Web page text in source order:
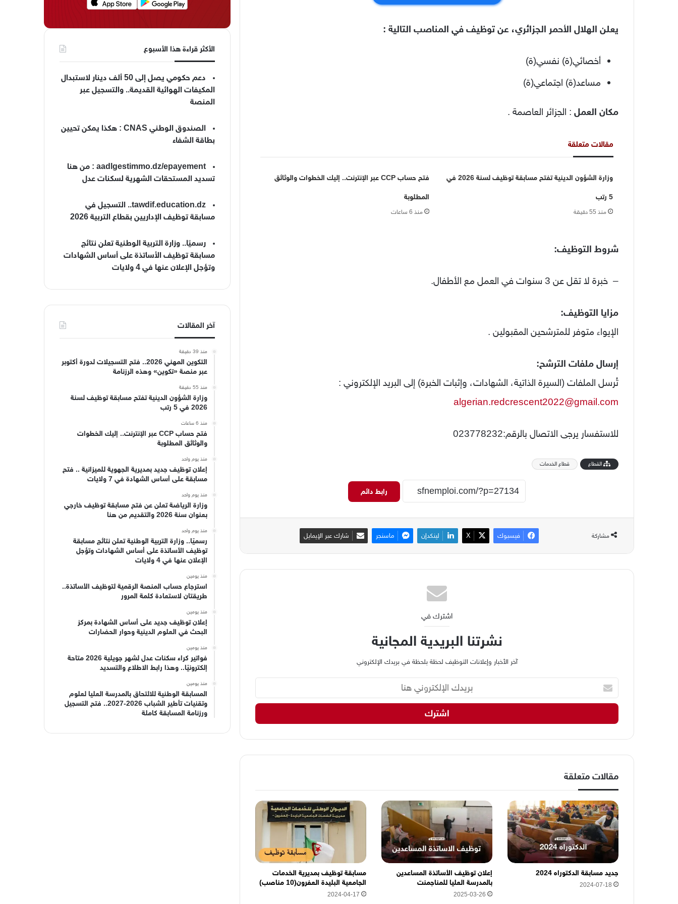
يعلن الهلال الأحمر الجزائري، عن توظيف في المناصب التالية :
أخصائي(ة) نفسي(ة)
مساعد(ة) اجتماعي(ة)
مكان العمل : الجزائر العاصمة .
مقالات متعلقة
وزارة الشؤون الدينية تفتح مسابقة توظيف لسنة 2026 في
5 رتب
منذ 55 دقيقة
فتح حساب CCP عبر الإنترنت.. إليك الخطوات والوثائق
المطلوبة
منذ 6 ساعات
شروط التوظيف:
– خبرة لا تقل عن 3 سنوات في العمل مع الأطفال.
مزايا التوظيف:
الإيواء متوفر للمترشحين المقبولين .
إرسال ملفات الترشح:
تُرسل الملفات (السيرة الذاتية، الشهادات، وإثبات الخبرة) إلى البريد الإلكتروني :
algerian.redcrescent2022@gmail.com
للاستفسار يرجى الاتصال بالرقم:023778232
القطاع قطاع الخدمات
رابط دائم
مشاركة فيسبوك ‫X لينكدإن ماسنجر شارك عبر الإيمايل
اشترك في
نشرتنا البريدية المجانية
آخر الأخبار وإعلانات التوظيف لحظة بلحظة في بريدك الإلكتروني
ي
ك
إ
ك
ت
و
ن
ي
ه
مقالات متعلقة
جديد مسابقة الدكتوراه 2024
2024-07-18
إعلان توظيف الأساتذة المساعدين
بالمدرسة العليا للمناجمنت
2025-03-26
مسابقة توظيف بمديرية الخدمات
الجامعية البليدة العفرون(10 مناصب)
2024-04-17
الأكثر قراءة هذا الأسبوع
دعم حكومي يصل إلى 50 ألف دينار لاستبدال
المكيفات الهوائية القديمة.. والتسجيل عبر
المنصة
الصندوق الوطني CNAS : هكذا يمكن تحيين
بطاقة الشفاء
aadlgestimmo.dz/epayement : من هنا
تسديد المستحقات الشهرية لسكنات عدل
tawdif.education.dz.. التسجيل في
مسابقة توظيف الإداريين بقطاع التربية 2026
رسميًا.. وزارة التربية الوطنية تعلن نتائج
مسابقة توظيف الأساتذة على أساس الشهادات
وتؤجل الإعلان عنها في 4 ولايات
آخر المقالات
منذ 39 دقيقة
التكوين المهني 2026.. فتح التسجيلات لدورة أكتوبر
عبر منصة «تكوين» وهذه الرزنامة
منذ 55 دقيقة
وزارة الشؤون الدينية تفتح مسابقة توظيف لسنة
2026 في 5 رتب
منذ 6 ساعات
فتح حساب CCP عبر الإنترنت.. إليك الخطوات
والوثائق المطلوبة
منذ يوم واحد
إعلان توظيف جديد بمديرية الجهوية للميزانية .. فتح
مسابقة على أساس الشهادة في 7 ولايات
منذ يوم واحد
وزارة الرياضة تعلن عن فتح مسابقة توظيف خارجي
بعنوان سنة 2026 والتقديم من هنا
منذ يوم واحد
رسميًا.. وزارة التربية الوطنية تعلن نتائج مسابقة
توظيف الأساتذة على أساس الشهادات وتؤجل
الإعلان عنها في 4 ولايات
منذ يومين
استرجاع حساب المنصة الرقمية لتوظيف الأساتذة..
طريقتان لاستعادة كلمة المرور
منذ يومين
إعلان توظيف جديد على أساس الشهادة بمركز
البحث في العلوم الدينية وحوار الحضارات
منذ يومين
فواتير كراء سكنات عدل لشهر جويلية 2026 متاحة
إلكترونيًا.. وهذا رابط الاطلاع والتسديد
منذ يومين
المسابقة الوطنية للالتحاق بالمدرسة العليا لعلوم
وتقنيات تأطير الشباب 2026-2027.. فتح التسجيل
ورزنامة المسابقة كاملة